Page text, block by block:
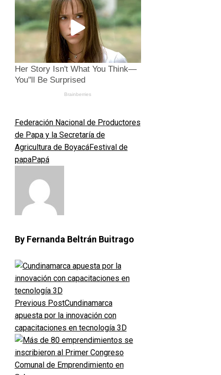
Federación Nacional de Productores
de Papa y la Secretaría de
Agricultura de BoyacáFestival de
papaPapá
By Fernanda Beltrán Buitrago
Previous PostCundinamarca
apuesta por la innovación con
capacitaciones en tecnología 3D